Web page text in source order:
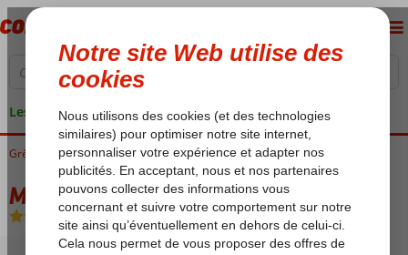
Les garanties de vacances
Grèce Crète Malia Malia Resort
Malia Resort
Chambre et petit déjeuner-Aparthotel